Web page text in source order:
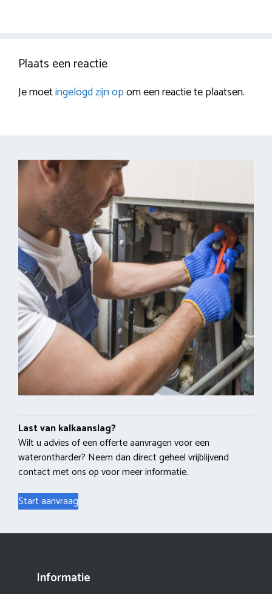
Plaats een reactie
Je moetingelogd zijn opom een reactie te plaatsen.
Last van kalkaanslag?
Wilt u advies of een offerte aanvragen voor een
waterontharder? Neem dan direct geheel vrijblijvend
contact met ons op voor meer informatie.
Start aanvraag
Informatie